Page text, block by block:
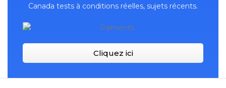
Canada tests à conditions réelles, sujets récents.
Cliquez ici